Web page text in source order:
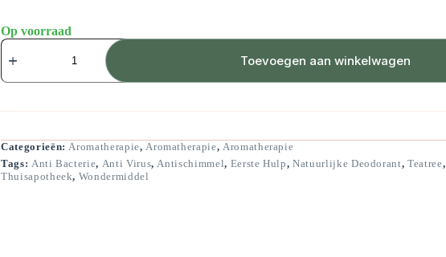
Op voorraad
Tea
Tree
-
aantal
Toevoegen aan winkelwagen
Categorieën:Aromatherapie,Aromatherapie, Aromatherapie
Tags: Anti Bacterie, Anti Virus,Antischimmel, Eerste Hulp,Natuurlijke Deodorant,Teatree,
Thuisapotheek, Wondermiddel